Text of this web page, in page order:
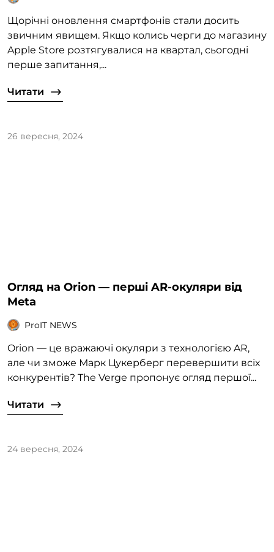
Щорічні оновлення смартфонів стали досить
звичним явищем. Якщо колись черги до магазину
Apple Store розтягувалися на квартал, сьогодні
перше запитання,...
Читати
26 вересня, 2024
Огляд на Orion — перші AR-окуляри від
Meta
ProIT NEWS
Orion — це вражаючі окуляри з технологією AR,
але чи зможе Марк Цукерберг перевершити всіх
конкурентів? The Verge пропонує огляд першої...
Читати
24 вересня, 2024